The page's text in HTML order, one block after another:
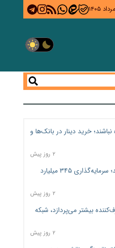
نباشند؛ خرید دینار در بانک‌ها و
۲ روز پیش
جنگ کریدورها وارد فاز جدید شد؛ سرمایه‌گذاری ۳۴۵ میلیارد
۲ روز پیش
بیشتر می‌پردازد، شبکه
۲ روز پیش